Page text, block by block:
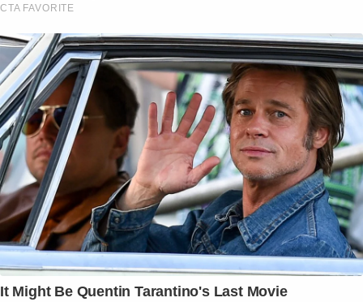
CTA FAVORITE
It Might Be Quentin Tarantino's Last Movie